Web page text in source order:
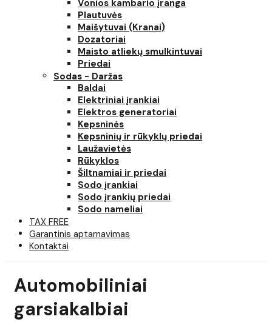
Vonios kambario įranga
Plautuvės
Maišytuvai (Kranai)
Dozatoriai
Maisto atliekų smulkintuvai
Priedai
Sodas - Daržas
Baldai
Elektriniai įrankiai
Elektros generatoriai
Kepsninės
Kepsninių ir rūkyklų priedai
Laužavietės
Rūkyklos
Šiltnamiai ir priedai
Sodo įrankiai
Sodo įrankių priedai
Sodo nameliai
TAX FREE
Garantinis aptarnavimas
Kontaktai
Automobiliniai
garsiakalbiai